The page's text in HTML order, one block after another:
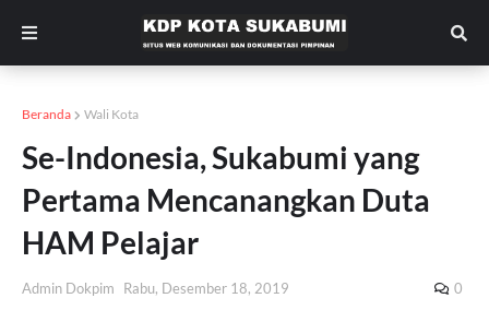
Beranda Wali Kota
Se-Indonesia, Sukabumi yang
Pertama Mencanangkan Duta
HAM Pelajar
Admin Dokpim Rabu, Desember 18, 2019 0